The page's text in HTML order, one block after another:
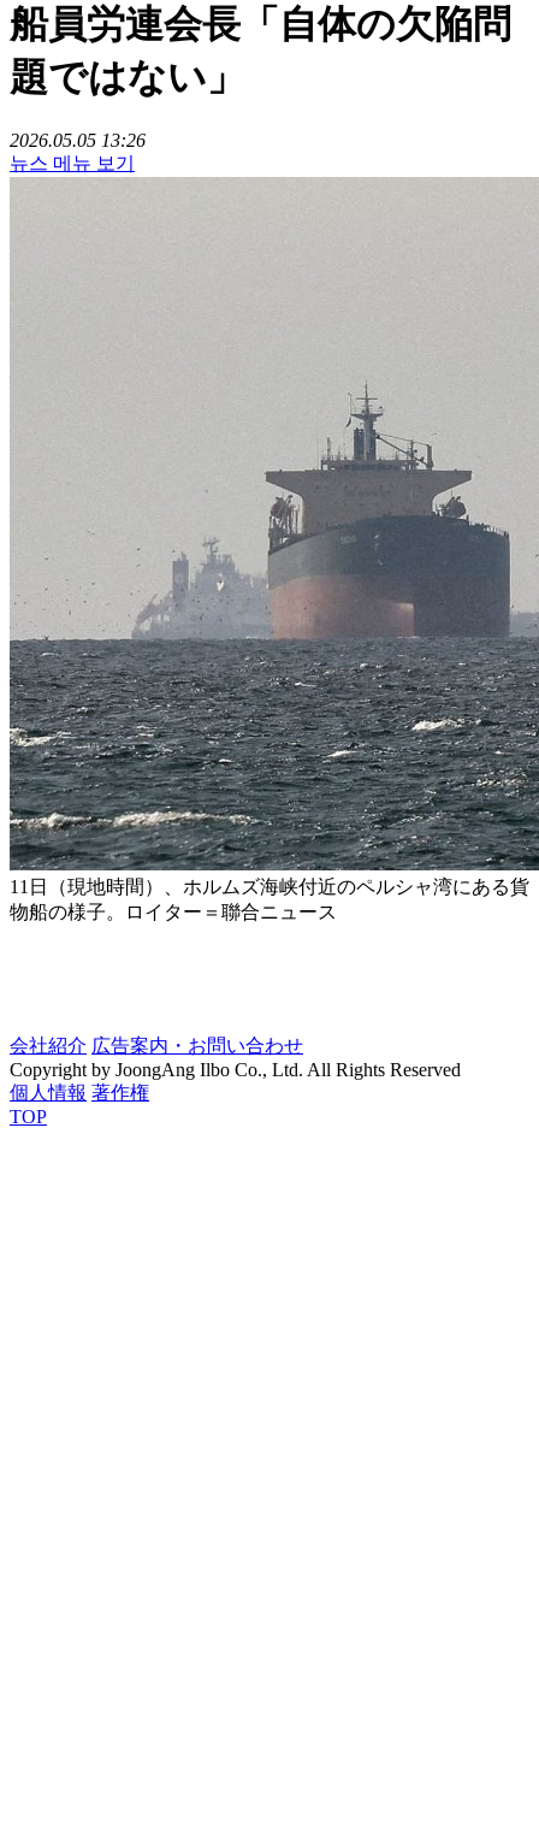
船員労連会長「自体の欠陥問
題ではない」
2026.05.05 13:26
뉴스 메뉴 보기
11日（現地時間）、ホルムズ海峡付近のペルシャ湾にある貨
物船の様子。ロイター＝聯合ニュース
会社紹介 広告案内・お問い合わせ
Copyright by JoongAng Ilbo Co., Ltd. All Rights Reserved
個人情報 著作権
TOP